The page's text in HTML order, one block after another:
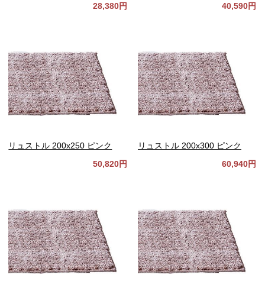
28,380円
40,590円
リュストル 200x250 ピンク
50,820円
リュストル 200x300 ピンク
60,940円